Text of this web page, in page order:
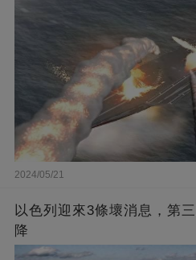
2024/05/21
以色列迎來3條壞消息，第
降